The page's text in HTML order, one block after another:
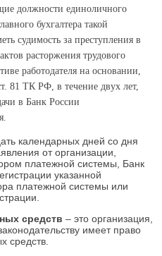
должности единоличного
бухгалтера такой
судимость за преступления в
расторжения трудового
работодателя на основании,
81 ТК РФ, в течение двух лет,
в Банк России
календарных дней со дня
от организации,
платежной системы, Банк
указанной
платежной системы или
средств – это организация,
имеет право
средств.